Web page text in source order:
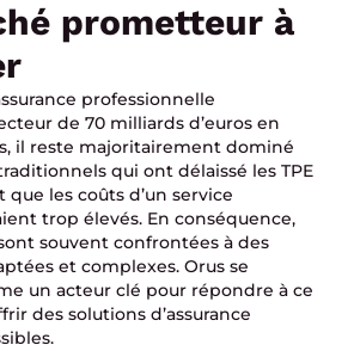
prometteur à
professionnelle
de 70 milliards d’euros en
il reste majoritairement dominé
qui ont délaissé les TPE
que les coûts d’un service
trop élevés. En conséquence,
souvent confrontées à des
et complexes. Orus se
un acteur clé pour répondre à ce
des solutions d’assurance